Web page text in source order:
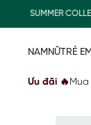
SUMMER
NAMNỮTRẺ
Ưu đãi 🔥